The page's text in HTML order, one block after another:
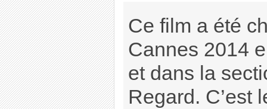
Ce film a été
Cannes 2014
et dans la
Regard. C’est